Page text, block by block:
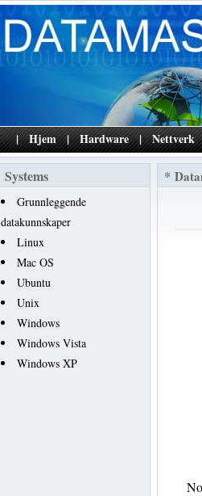
| Hjem | Hardware | Nettverk
Systems
Grunnleggende
datakunnskaper
Linux
Mac OS
Ubuntu
Unix
Windows
Windows Vista
Windows XP
*